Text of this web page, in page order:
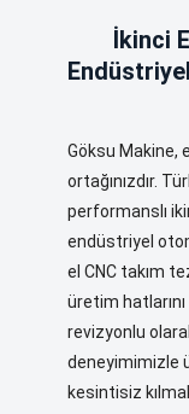
İkinci
Göksu Makine,
ortağınızdır.
performanslı
endüstriyel
el CNC takım
üretim
revizyonlu
deneyimimizle
kesintisiz